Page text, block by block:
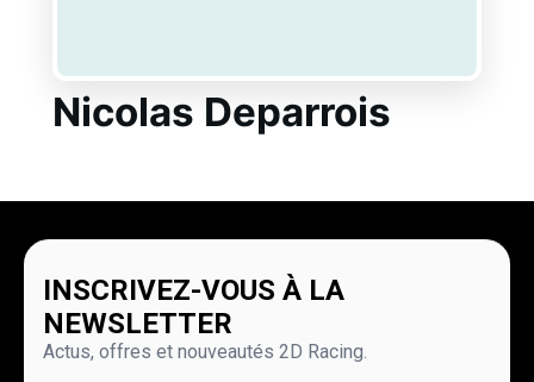
Nicolas Deparrois
INSCRIVEZ-VOUS À LA
NEWSLETTER
Actus, offres et nouveautés 2D Racing.